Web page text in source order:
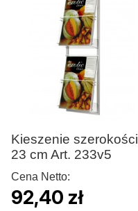
Kieszenie szerokości
23 cm Art. 233v5
Cena Netto:
92,40 zł